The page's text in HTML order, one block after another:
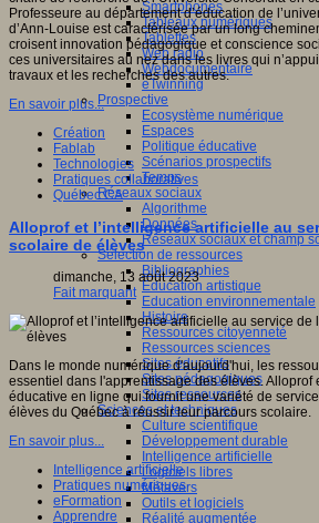
Smartphones
Tableaux numériques
Tablettes
Web radio
Webdocumentaire
eTwinning
Prospective
Ecosystème numérique
Espaces
Politique éducative
Scénarios prospectifs
Temps
Réseaux sociaux
Algorithme
Données
Réseaux sociaux et champ
Sélection de ressources
Bibliographies
Education artistique
Education environnementale
Histoire
Ressources citoyenneté
Ressources sciences
Sites éducatifs
Sites pédagogiques
Sites ressources
Sciences et techniques
Culture scientifique
Développement durable
Intelligence artificielle
Logiciels libres
Métavers
Outils et logiciels
Réalité augmentée
Professeure au département d’éducation de
d’Ann-Louise est caractérisée par un long
croisent innovation pédagogique et conscience
ces universitaires au nez dans les livres qui
travaux et les recherches des autres.
En savoir plus...
Création
Fablab
Technologies
Pratiques collaboratives
Québec CA
Alloprof et l’intelligence artificielle au
scolaire de élèves
dimanche, 13 août 2023
Fait marquant
Dans le monde numérique d'aujourd'hui, les
essentiel dans l'apprentissage des élèves. Alloprof
éducative en ligne qui fournit une variété de
élèves du Québec à réussir leur parcours scolaire.
En savoir plus...
Intelligence artificielle
Pratiques numériques
eFormation
Apprendre